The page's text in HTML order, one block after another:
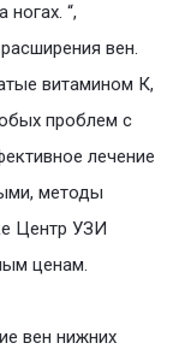
“,
вен.
витамином К,
проблем с
лечение
методы
Центр УЗИ
ценам.
вен нижних